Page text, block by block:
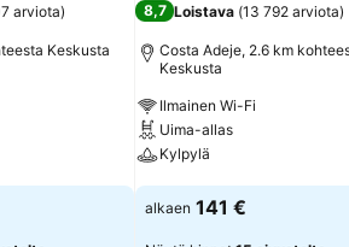
arviota)
Keskusta
8,7 Loistava (13 792 arviota)
Costa Adeje, 2.6 km
Keskusta
Ilmainen Wi-Fi
Uima-allas
Kylpylä
Katso hinnat
alkaen 141 €